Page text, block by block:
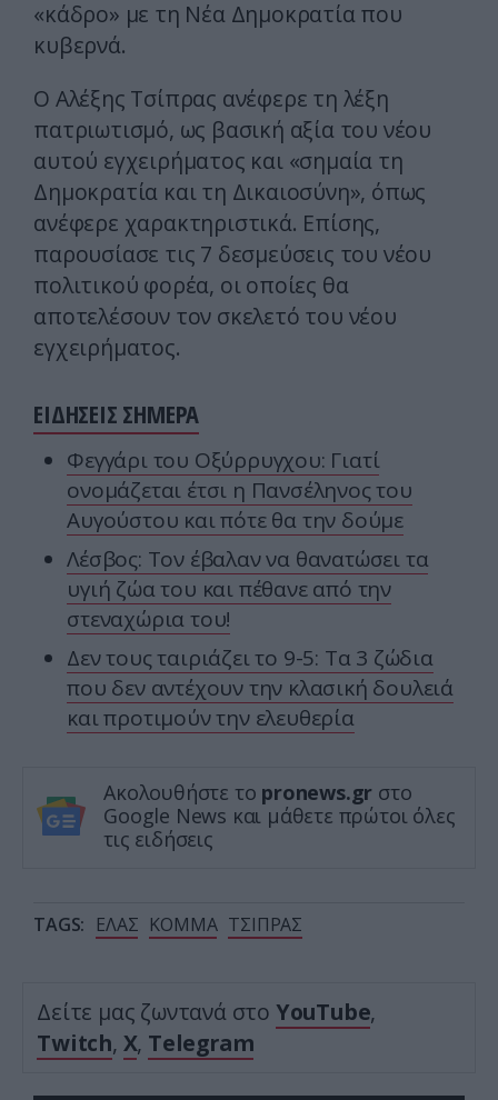
«κάδρο» με τη Νέα Δημοκρατία που
κυβερνά.
Ο Αλέξης Τσίπρας ανέφερε τη λέξη
πατριωτισμό, ως βασική αξία του νέου
αυτού εγχειρήματος και «σημαία τη
Δημοκρατία και τη Δικαιοσύνη», όπως
ανέφερε χαρακτηριστικά. Επίσης,
παρουσίασε τις 7 δεσμεύσεις του νέου
πολιτικού φορέα, οι οποίες θα
αποτελέσουν τον σκελετό του νέου
εγχειρήματος.
ΕΙΔΗΣΕΙΣ ΣΗΜΕΡΑ
Φεγγάρι του Οξύρρυγχου: Γιατί
ονομάζεται έτσι η Πανσέληνος του
Αυγούστου και πότε θα την δούμε
Λέσβος: Τον έβαλαν να θανατώσει τα
υγιή ζώα του και πέθανε από την
στεναχώρια του!
Δεν τους ταιριάζει το 9-5: Τα 3 ζώδια
που δεν αντέχουν την κλασική δουλειά
και προτιμούν την ελευθερία
Ακολουθήστε το pronews.gr στο
Google News και μάθετε πρώτοι όλες
τις ειδήσεις
TAGS: ΕΛΑΣ ΚΟΜΜΑ ΤΣΙΠΡΑΣ
Δείτε μας ζωντανά στο YouTube,
Twitch, X, Telegram